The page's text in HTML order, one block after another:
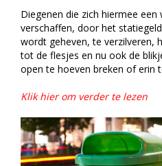
Diegenen die zich hiermee
verschaffen, door het
wordt geheven, te verzilveren,
tot de flesjes en nu ook de
open te hoeven breken of erin
Klik hier om verder te lezen